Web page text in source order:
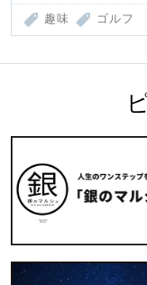
趣味 ゴルフ